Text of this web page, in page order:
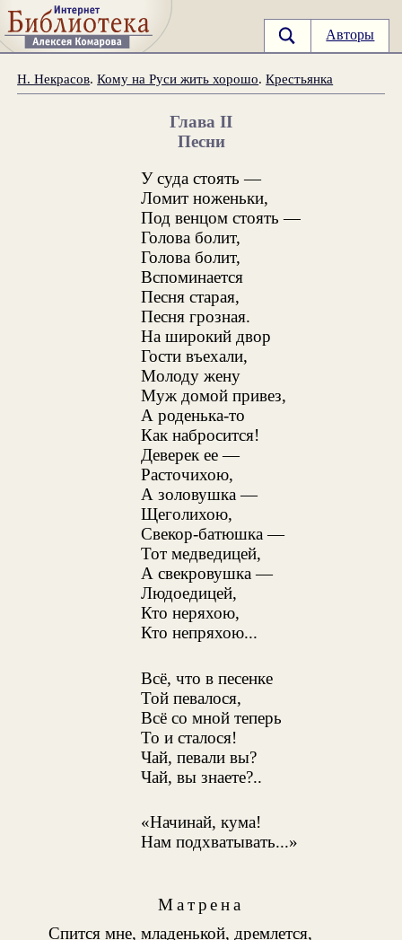
Авторы
Н. Некрасов.Кому на Руси жить хорошо.Крестьянка
Глава II
Песни
У суда стоять —
Ломит ноженьки,
Под венцом стоять —
Голова болит,
Голова болит,
Вспоминается
Песня старая,
Песня грозная.
На широкий двор
Гости въехали,
Молоду жену
Муж домой привез,
А роденька-то
Как набросится!
Деверек ее —
Расточихою,
А золовушка —
Щеголихою,
Свекор-батюшка —
Тот медведицей,
А свекровушка —
Людоедицей,
Кто неряхою,
Кто непряхою...
Всё, что в песенке
Той певалося,
Всё со мной теперь
То и сталося!
Чай, певали вы?
Чай, вы знаете?..
«Начинай, кума!
Нам подхватывать...»
Матрена
Спится мне, младенькой, дремлется,